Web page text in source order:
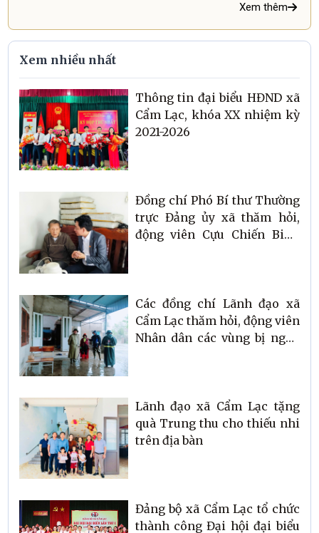
Xem thêm
Xem nhiều nhất
Thông tin đại biểu HĐND xã
Cẩm Lạc, khóa XX nhiệm kỳ
2021-2026
Đồng chí Phó Bí thư Thường
trực Đảng ủy xã thăm hỏi,
động viên Cựu Chiến Binh
Các đồng chí Lãnh đạo xã
Cẩm Lạc thăm hỏi, động viên
Nhân dân các vùng bị ngập
Lãnh đạo xã Cẩm Lạc tặng
quà Trung thu cho thiếu nhi
trên địa bàn
Đảng bộ xã Cẩm Lạc tổ chức
thành công Đại hội đại biểu